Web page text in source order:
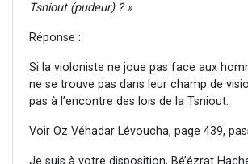
Tsniout (pudeur) ? »
Réponse :
Si la violoniste ne joue pas face aux
ne se trouve pas dans leur champ de
pas à l’encontre des lois de la Tsniout.
Voir Oz Véhadar Lévoucha, page 439,